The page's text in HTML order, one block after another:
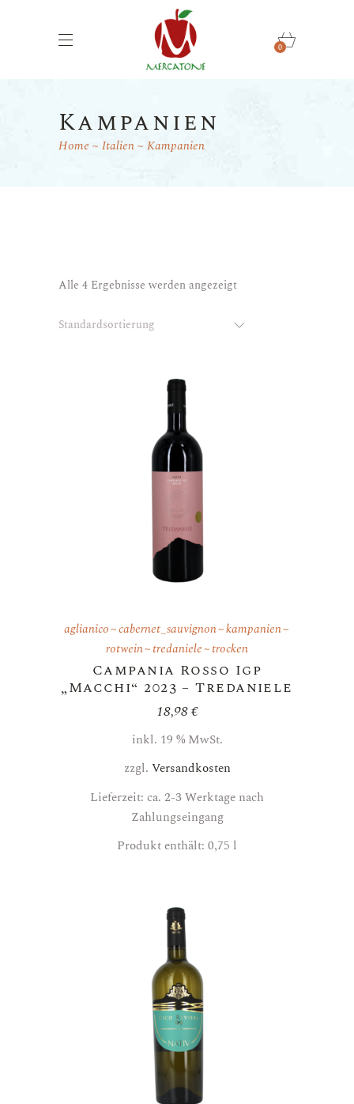
0
Kampanien
Home Italien Kampanien
Alle 4 Ergebnisse werden angezeigt
Standardsortierung
aglianico cabernet_sauvignon kampanien
rotwein tredaniele trocken
Campania Rosso Igp
„Macchi“ 2023 – Tredaniele
18,98€
inkl. 19 % MwSt.
zzgl. Versandkosten
Lieferzeit: ca. 2-3 Werktage nach
Zahlungseingang
Produkt enthält: 0,75 l